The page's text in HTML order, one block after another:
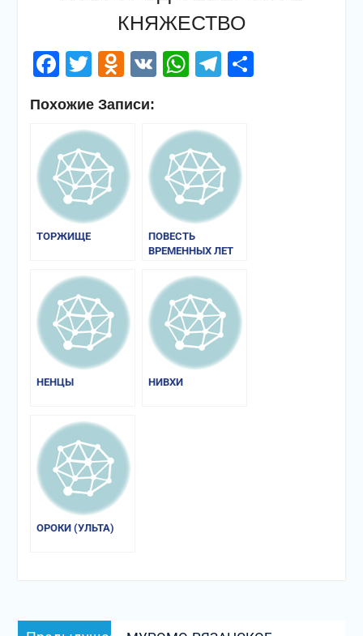
КНЯЖЕСТВО
Facebook
Twitter
Odnoklassniki
VKWhatsApp
Telegram
Похожие Записи:
ТОРЖИЩЕ
ПОВЕСТЬ
ВРЕМЕННЫХ ЛЕТ
НЕНЦЫ НИВХИ
ОРОКИ (УЛЬТА)
Навигация